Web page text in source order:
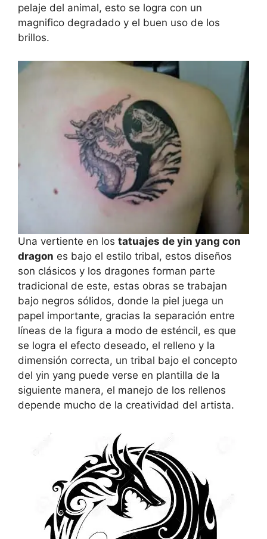
pelaje del animal, esto se logra con un
magnifico degradado y el buen uso de los
brillos.
Una vertiente en los tatuajes de yin yang con
dragon es bajo el estilo tribal, estos diseños
son clásicos y los dragones forman parte
tradicional de este, estas obras se trabajan
bajo negros sólidos, donde la piel juega un
papel importante, gracias la separación entre
líneas de la figura a modo de esténcil, es que
se logra el efecto deseado, el relleno y la
dimensión correcta, un tribal bajo el concepto
del yin yang puede verse en plantilla de la
siguiente manera, el manejo de los rellenos
depende mucho de la creatividad del artista.